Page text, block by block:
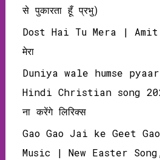
से पुकारता हूँ प्रभु)
Dost Hai Tu Mera | Amit
मेरा
Duniya wale humse
Hindi Christian song 2023
ना करेंगे लिरिक्स
Gao Gao Jai ke Geet
Music | New Easter